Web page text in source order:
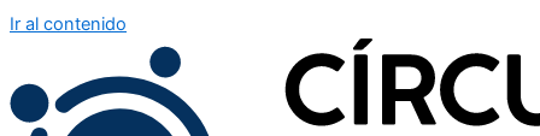
Ir al contenido